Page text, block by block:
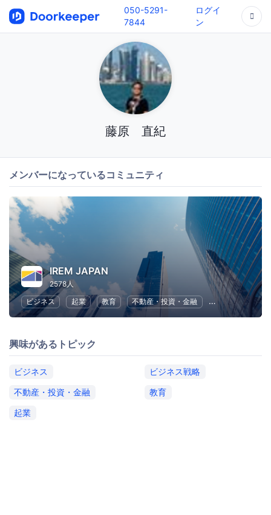
050-5291-
7844
ログイ
ン
藤原 直紀
メンバーになっているコミュニティ
IREM JAPAN
2578人
ビジネス
起業 教育 不動産・投資・金融 ビジネス戦略
興味があるトピック
ビジネス
ビジネス戦略
不動産・投資・金融
教育
起業